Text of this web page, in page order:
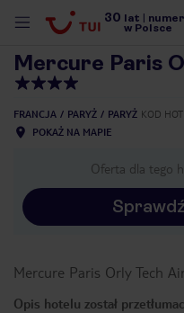
30 lat numer
w Polsce
Mercure Paris
FRANCJA PARYŻ PARYŻ KOD
POKAŻ NA MAPIE
Oferta dla tego
Mercure Paris Orly Tech
Opis hotelu został